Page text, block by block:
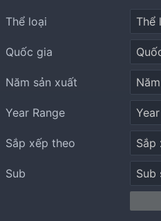
Thể loại
Quốc gia
Năm sản xuất
Year Range
Sắp xếp theo
Sub